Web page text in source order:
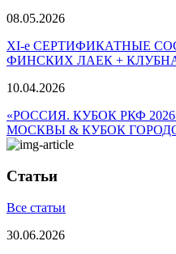
08.05.2026
ХI-е СЕРТИФИКАТНЫЕ
ФИНСКИХ ЛАЕК +
10.04.2026
«РОССИЯ. КУБОК РКФ
МОСКВЫ & КУБОК
Статьи
Все статьи
30.06.2026